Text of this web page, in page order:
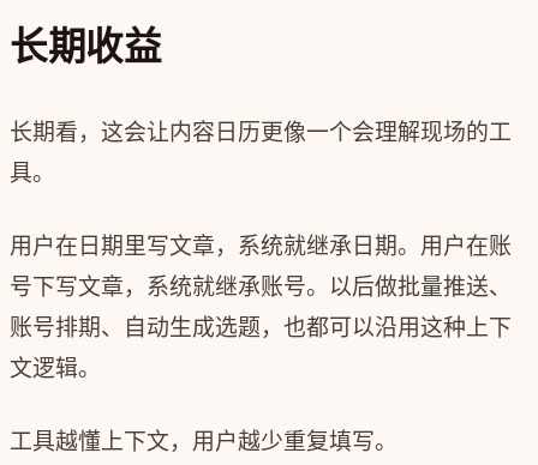
长期收益
长期看，这会让内容日历更像一个会理解现场的工
具。
用户在日期里写文章，系统就继承日期。用户在账
号下写文章，系统就继承账号。以后做批量推送、
账号排期、自动生成选题，也都可以沿用这种上下
文逻辑。
工具越懂上下文，用户越少重复填写。